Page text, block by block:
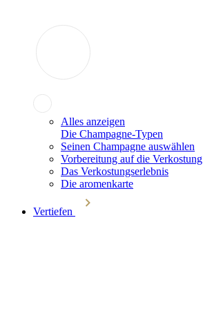
Alles anzeigen
Die Champagne-Typen
Seinen Champagne auswählen
Vorbereitung auf die Verkostung
Das Verkostungserlebnis
Die aromenkarte
Vertiefen